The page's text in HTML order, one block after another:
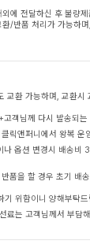
에 전달하신 후 불량
/반품 처리가 가능하
교환 가능하며, 교환
객님께 다시 발송되
릭앤퍼니에서 왕복 운
나 옵션 변경시 배송비
품을 할 경우 초기
기 위함이니 양해부탁
료는 고객님께서 부담